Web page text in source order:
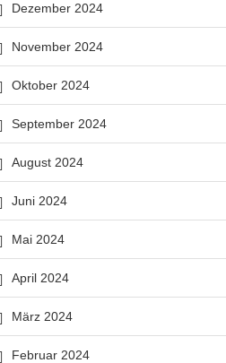
Dezember 2024
November 2024
Oktober 2024
September 2024
August 2024
Juni 2024
Mai 2024
April 2024
März 2024
Februar 2024